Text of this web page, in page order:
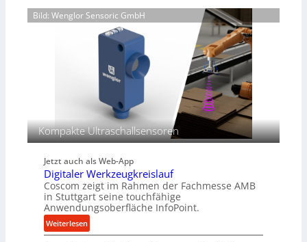
g
d
r
V
e
g
l
e
i
c
h
l
e
l
g
e
w
i
n
d
e
Bild: Wenglor Sensoric GmbH
Kompakte Ultraschallsensoren
Jetzt auch als Web-App
Digitaler Werkzeugkreislauf
Coscom zeigt im Rahmen der Fachmesse AMB
in Stuttgart seine touchfähige
Anwendungsoberfläche InfoPoint.
Weiterlesen:
D